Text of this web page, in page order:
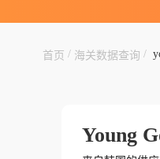
首页 / 海关数据查询 /
Young